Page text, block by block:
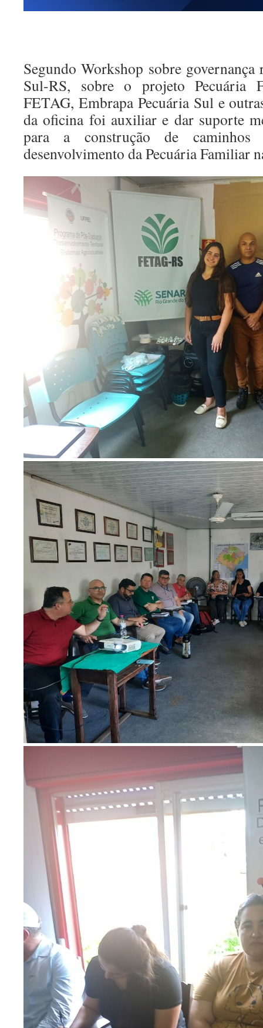
Segundo Workshop sobre
Sul-RS, sobre o projeto Pecuária
FETAG, Embrapa Pecuária Sul e
da oficina foi auxiliar e dar suporte
para a construção de
desenvolvimento da Pecuária Familiar